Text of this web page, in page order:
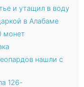
и утащил в воду
в Алабаме
монет
нашли с
126-